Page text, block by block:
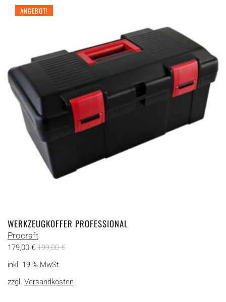
ANGEBOT!
WERKZEUGKOFFER PROFESSIONAL
Procraft
179,00 € 199,00€
inkl. 19 % MwSt.
zzgl. Versandkosten